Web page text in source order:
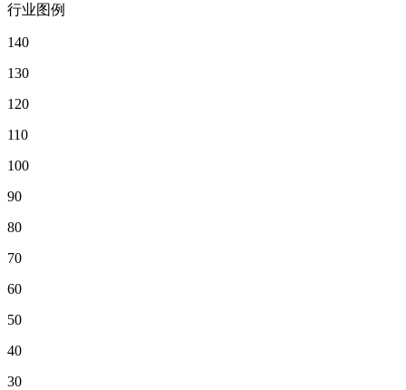
行业图例
140
130
120
110
100
90
80
70
60
50
40
30